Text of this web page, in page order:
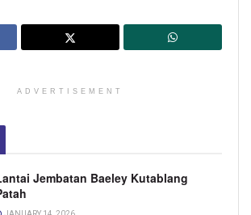
ADVERTISEMENT
Jembatan Baeley Kutablang